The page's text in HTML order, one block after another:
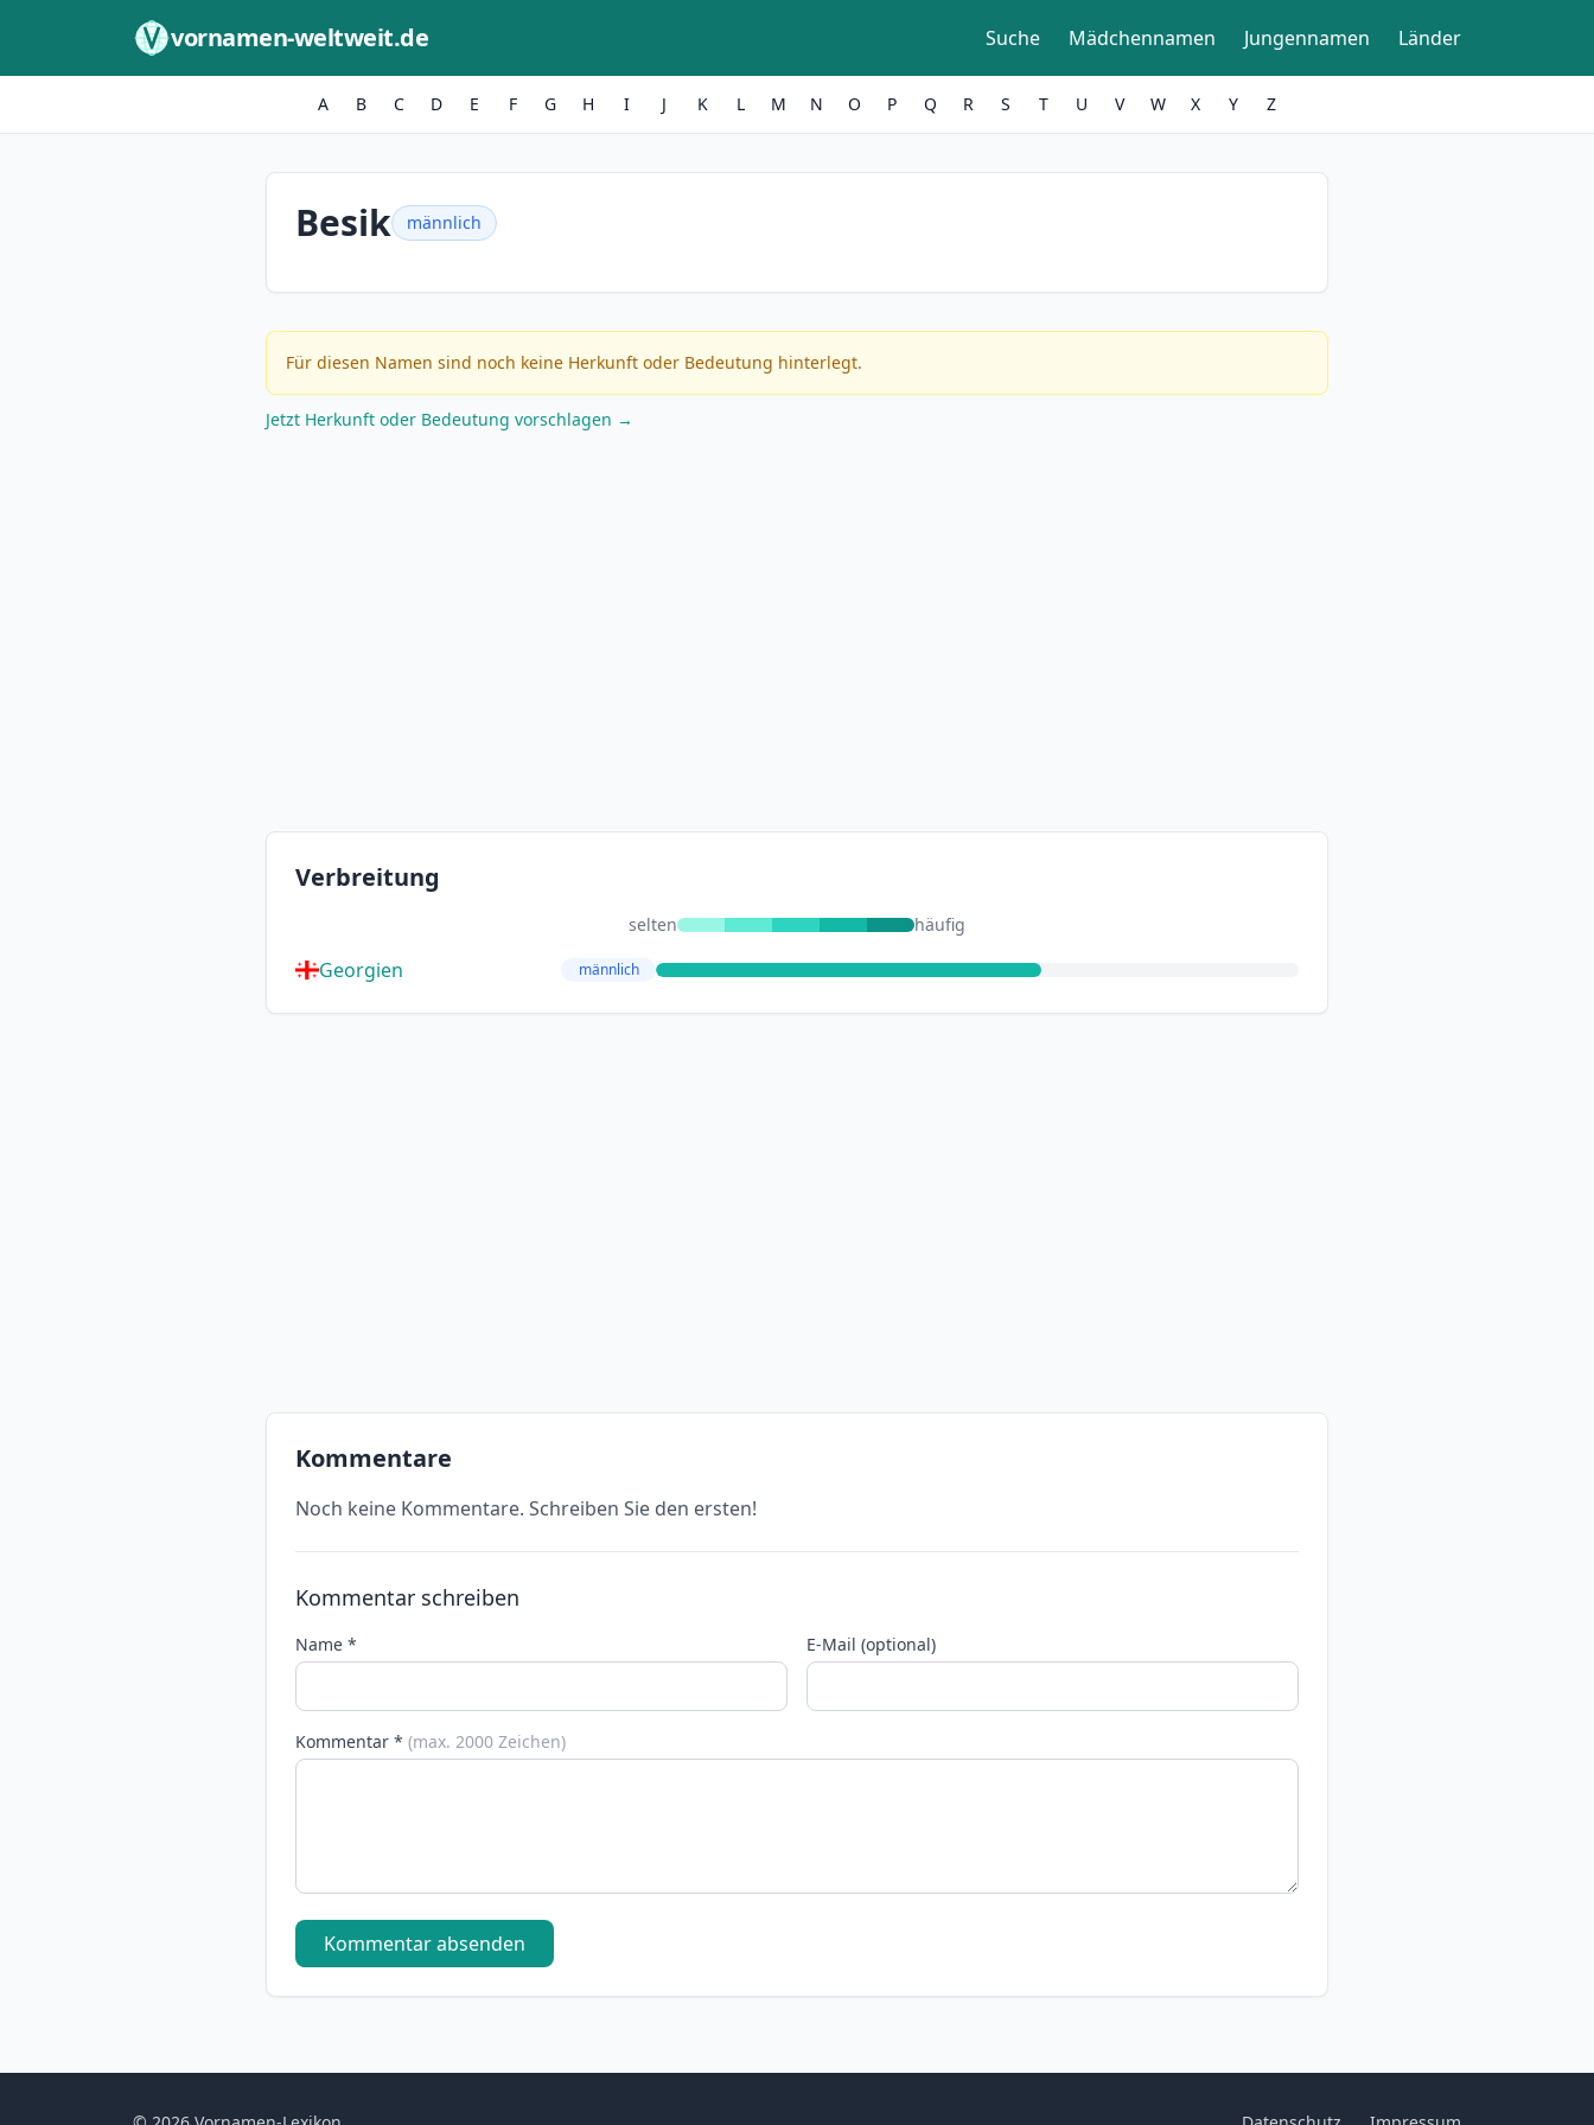
vornamen-weltweit.de Suche Mädchennamen Jungennamen Länder
A B C D E F G H I J K L M N O P Q R S T U V W X Y Z
Besik männlich
Für diesen Namen sind noch keine Herkunft oder Bedeutung hinterlegt.
Jetzt Herkunft oder Bedeutung vorschlagen →
Verbreitung
selten häufig
Georgien männlich
Kommentare
Noch keine Kommentare. Schreiben Sie den ersten!
Kommentar schreiben
Name * E-Mail (optional)
Kommentar * (max. 2000 Zeichen)
Kommentar absenden